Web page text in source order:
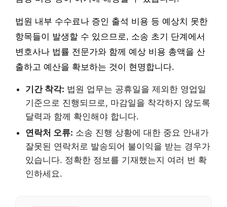
법원 내부 수수료나 증인 출석 비용 등 예상치 못한
항목들이 발생할 수 있으므로, 소송 초기 단계에서
변호사나 법률 전문가와 함께 예상 비용 총액을 산
출하고 예산을 확보하는 것이 현명합니다.
기간 착각: 법원 업무는 공휴일을 제외한 영업일
기준으로 진행되므로, 마감일을 착각하지 않도록
달력과 함께 확인해야 합니다.
연락처 오류: 소송 진행 상황에 대한 중요 안내가
잘못된 연락처로 발송되어 불이익을 받는 경우가
있습니다. 정확한 정보를 기재했는지 여러 번 확
인하세요.